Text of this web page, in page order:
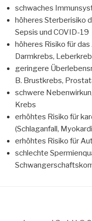
schwaches
höheres Sterberisiko
Sepsis und COVID-19
höheres Risiko für
Darmkrebs,
geringere
B. Brustkrebs,
schwere
Krebs
erhöhtes Risiko für
(Schlaganfall,
erhöhtes Risiko für
schlechte